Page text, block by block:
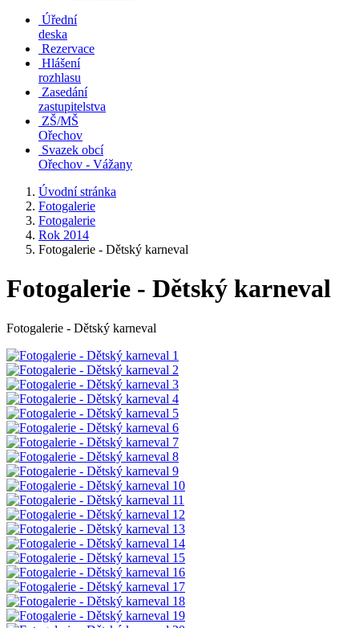
Úřední
deska
Rezervace
Hlášení
rozhlasu
Zasedání
zastupitelstva
ZŠ/MŠ
Ořechov
Svazek obcí
Ořechov - Vážany
Úvodní stránka
Fotogalerie
Fotogalerie
Rok 2014
Fotogalerie - Dětský karneval
Fotogalerie - Dětský karneval
Fotogalerie - Dětský karneval